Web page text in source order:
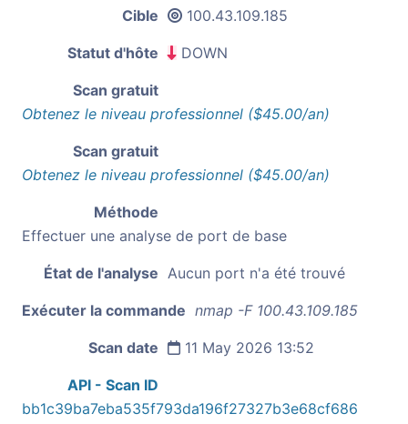
Cible 100.43.109.185
Statut d'hôte DOWN
Scan gratuit
Obtenez le niveau professionnel ($45.00/an)
Scan gratuit
Obtenez le niveau professionnel ($45.00/an)
Méthode
Effectuer une analyse de port de base
État de l'analyse Aucun port n'a été trouvé
Exécuter la commande nmap -F 100.43.109.185
Scan date 11 May 2026 13:52
API - Scan ID
bb1c39ba7eba535f793da196f27327b3e68cf686